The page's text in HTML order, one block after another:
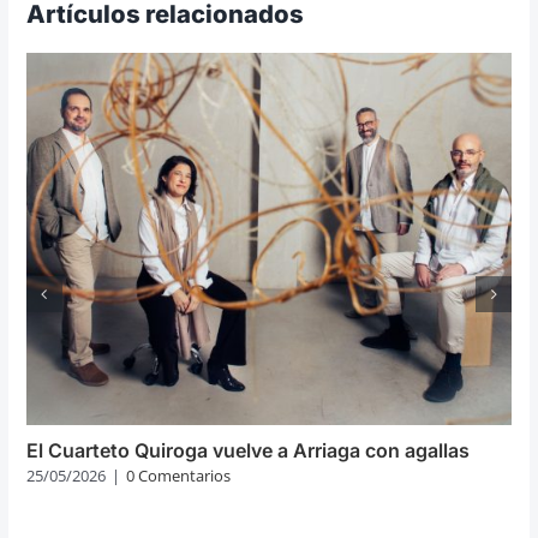
Artículos relacionados
El Cuarteto Quiroga vuelve a Arriaga con agallas
25/05/2026 | 0 Comentarios